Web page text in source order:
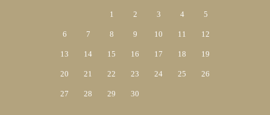
1 2 3 4 5
6 7 8 9 10 11 12
13 14 15 16 17 18 19
20 21 22 23 24 25 26
27 28 29 30